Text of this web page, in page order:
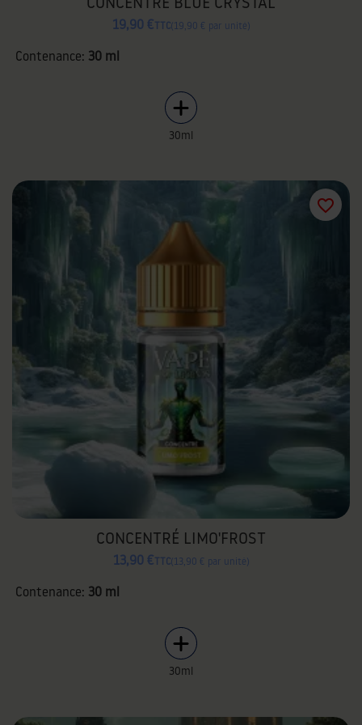
CONCENTRÉ BLUE CRYSTAL
19,90 € TTC 19,90 € par unité
Contenance: 30 ml
30ml
CONCENTRÉ LIMO'FROST
13,90 € TTC 13,90 € par unité
Contenance: 30 ml
30ml
favorite_border